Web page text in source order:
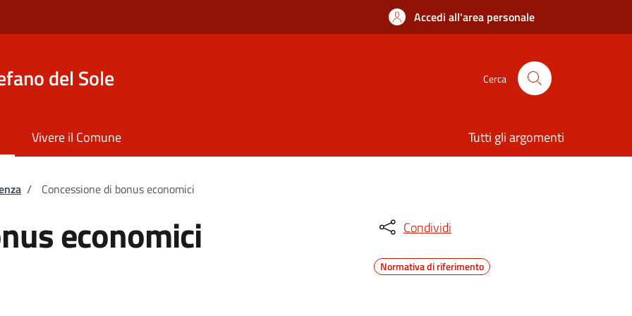
Accedi all'area personale
del Sole Cerca
Vivere il Comune Tutti gli argomenti
/ Concessione di bonus economici
economici Condividi
Normativa di riferimento